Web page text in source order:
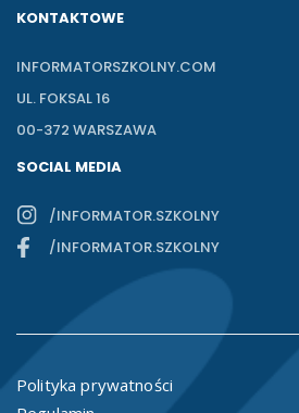
KONTAKTOWE
INFORMATORSZKOLNY.COM
UL. FOKSAL 16
00-372 WARSZAWA
SOCIAL MEDIA
/INFORMATOR.SZKOLNY
/INFORMATOR.SZKOLNY
Polityka prywatności